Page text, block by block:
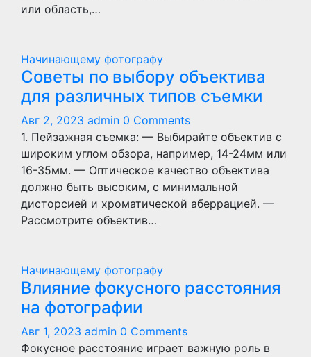
или область,…
Начинающему фотографу
Советы по выбору объектива
для различных типов съемки
Авг 2, 2023 admin 0 Comments
1. Пейзажная съемка: — Выбирайте объектив с
широким углом обзора, например, 14-24мм или
16-35мм. — Оптическое качество объектива
должно быть высоким, с минимальной
дисторсией и хроматической аберрацией. —
Рассмотрите объектив…
Начинающему фотографу
Влияние фокусного расстояния
на фотографии
Авг 1, 2023 admin 0 Comments
Фокусное расстояние играет важную роль в